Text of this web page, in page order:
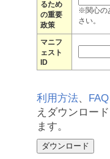
るため
の重要
政策
※関心の
さい。
マニフ
ェスト
ID
利用方法、 FAQ
えダウンロー
ます。